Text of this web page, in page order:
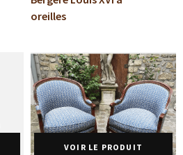
oreilles
VOIR LE PRODUIT